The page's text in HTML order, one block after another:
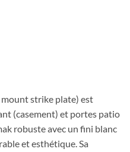
mount strike plate) est
(casement) et portes patio
robuste avec un fini blanc
et esthétique. Sa